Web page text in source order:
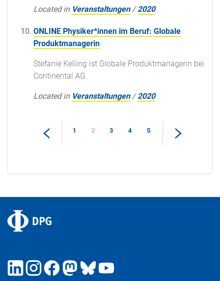
Located in Veranstaltungen /2020
ONLINE Physiker*innen im Beruf: Globale
Produktmanagerin
Stefanie Kelling ist Globale Produktmanagerin bei
Continental AG
Located in Veranstaltungen /2020
1 2 3 4 5